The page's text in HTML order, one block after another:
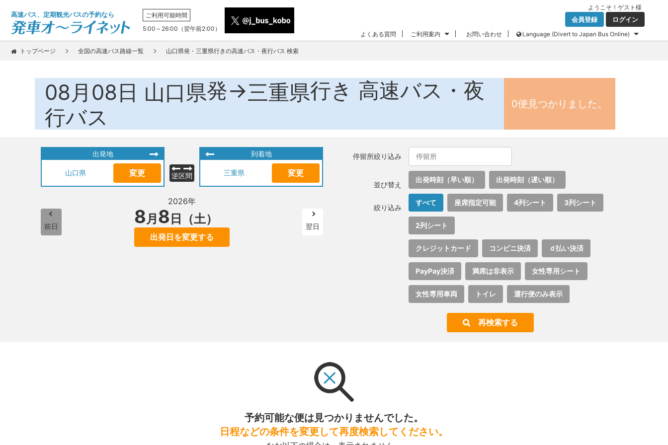
高速バス、定期観光バスの予約なら
ご利用可能時間
5:00～26:00（翌午前2:00）
ようこそ！ ゲスト 様
会員登録 ログイン
よくある質問 ご利用案内 お問い合わせ Language (Divert to Japan Bus Online)
トップページ 全国の高速バス路線一覧 山口県発・三重県行きの高速バス・夜行バス 検索
08月08日 山口県発→三重県行き 高速バス・夜
行バス
0便見つかりました。
出発地
山口県 変更 逆区間
到着地
三重県 変更
前日
2026年
8月 8 日（土）
出発日を変更する
翌日
停留所絞り込み
並び替え
出発時刻（早い順） 出発時刻（遅い順）
絞り込み
すべて 座席指定可能 4列シート 3列シート
2列シート
クレジットカード コンビニ決済 ｄ払い決済
PayPay決済 満席は非表示 女性専用シート
女性専用車両 トイレ 運行便のみ表示
再検索する
予約可能な便は見つかりませんでした。
日程などの条件を変更して再度検索してください。